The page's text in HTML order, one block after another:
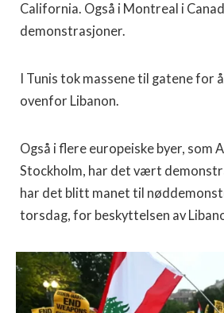
California. Også i Montreal i
demonstrasjoner.
I Tunis tok massene til gatene
ovenfor Libanon.
Også i flere europeiske byer, som
Stockholm, har det vært
har det blitt manet til
torsdag, for beskyttelsen av